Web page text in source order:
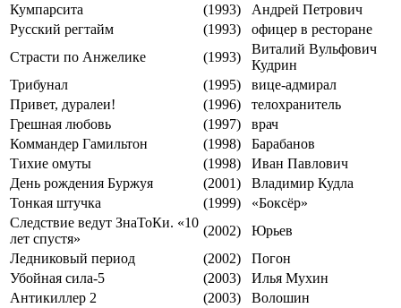
Кумпарсита
(1993)
Андрей Петрович
Русский регтайм
(1993)
офицер в ресторане
Страсти по Анжелике
(1993)
Виталий Вульфович
Кудрин
Трибунал
(1995)
вице-адмирал
Привет, дуралеи!
(1996)
телохранитель
Грешная любовь
(1997)
врач
Коммандер Гамильтон
(1998)
Барабанов
Тихие омуты
(1998)
Иван Павлович
День рождения Буржуя
(2001)
Владимир Кудла
Тонкая штучка
(1999)
«Боксёр»
Следствие ведут ЗнаТоКи. «10
лет спустя»
(2002)
Юрьев
Ледниковый период
(2002)
Погон
Убойная сила-5
(2003)
Илья Мухин
Антикиллер 2
(2003)
Волошин